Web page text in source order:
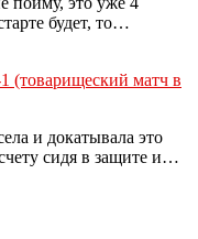
будет, то…
матч в
и докатывала это
сидя в защите и…